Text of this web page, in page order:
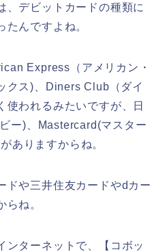
、デビットカードの種類に
たんですよね。
Express（アメリカン・
クス)、Diners Club（ダイ
使われるみたいですが、日
ー)、Mastercard(マスター
ありますからね。
ドや三井住友カードやdカー
らね。
ンターネットで、【コボッ